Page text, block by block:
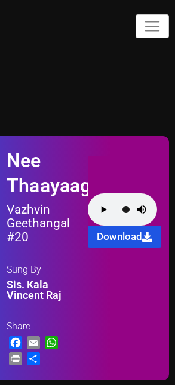
Nee
Thaayaaga
Vazhvin
Geethangal
#20
Sung By
Sis. Kala
Vincent Raj
Share
Facebook
Email
Print
Download